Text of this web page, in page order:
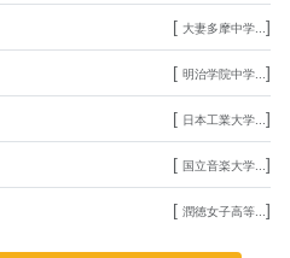
[ 大妻多摩中学... ]
[ 明治学院中学... ]
[ 日本工業大学... ]
[ 国立音楽大学... ]
[ 潤徳女子高等... ]